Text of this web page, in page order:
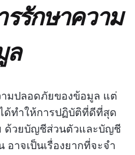
รักษาความ
ล
มปลอดภัยของข้อมูล แต่
ด้ทำให้การปฏิบัติที่ดีที่สุด
ด้วยบัญชีส่วนตัวและบัญชี
อาจเป็นเรื่องยากที่จะจำ